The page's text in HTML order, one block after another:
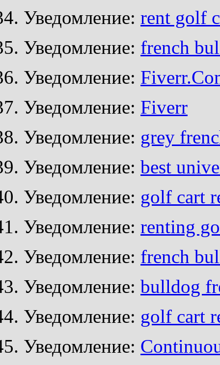
Уведомление: rent golf
Уведомление: french
Уведомление:
Уведомление: Fiverr
Уведомление: grey
Уведомление: best
Уведомление: golf cart
Уведомление: renting
Уведомление: french
Уведомление: bulldog
Уведомление: golf cart
Уведомление: